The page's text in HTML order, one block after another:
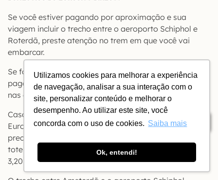
Utilizamos cookies para melhorar a experiência
de navegação, analisar a sua interação com o
site, personalizar conteúdo e melhorar o
desempenho. Ao utilizar este site, você
concorda com o uso de cookies. Saiba mais
Ok, entendi!
Índice
Se você estiver pagando por aproximação e sua
viagem incluir o trecho entre o aeroporto Schiphol e
Roterdã, preste atenção no trem em que você vai
embarcar.
Se for Intercity comum ou Sprinter, basta ter feito o
pagamento por aproximação na catraca (ou no totem,
nas estações sem catraca).
Caso o próximo trem seja um Intercity Direct ou um
Eurocity Direct e você resolva embarcar nele, você vai
precisar pagar também um suplemento (toeslag) num
totem vermelho junto à plataforma. Em 2026, custa €
3,20 no horário de pico e € 1,92 fora do pico.